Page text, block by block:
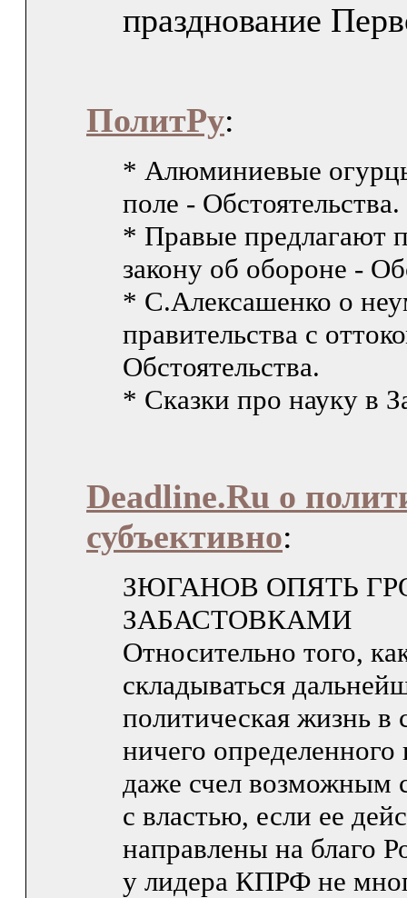
празднование
ПолитРу:
* Алюминиевые
поле - Обстоятельства.
* Правые предлагают
закону об обороне -
* С.Алексашенко о
правительства с
Обстоятельства.
* Сказки про науку в
Deadline.Ru о
субъективно:
ЗЮГАНОВ ОПЯТЬ
ЗАБАСТОВКАМИ
Относительно того,
складываться
политическая жизнь в
ничего определенного
даже счел возможным
с властью, если ее
направлены на благо
у лидера КПРФ не